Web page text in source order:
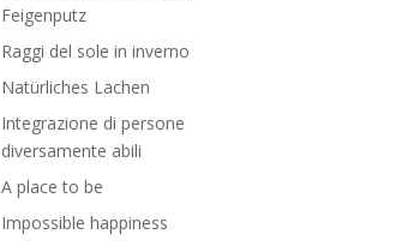
Feigenputz
Raggi del sole in inverno
Natürliches Lachen
Integrazione di persone
diversamente abili
A place to be
Impossible happiness